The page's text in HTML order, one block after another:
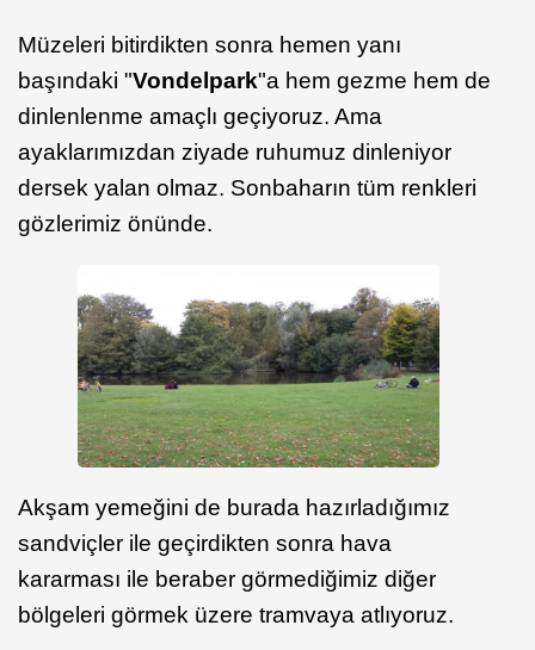
Müzeleri bitirdikten sonra hemen yanı
başındaki "Vondelpark"a hem gezme hem de
dinlenlenme amaçlı geçiyoruz. Ama
ayaklarımızdan ziyade ruhumuz dinleniyor
dersek yalan olmaz. Sonbaharın tüm renkleri
gözlerimiz önünde.
Akşam yemeğini de burada hazırladığımız
sandviçler ile geçirdikten sonra hava
kararması ile beraber görmediğimiz diğer
bölgeleri görmek üzere tramvaya atlıyoruz.